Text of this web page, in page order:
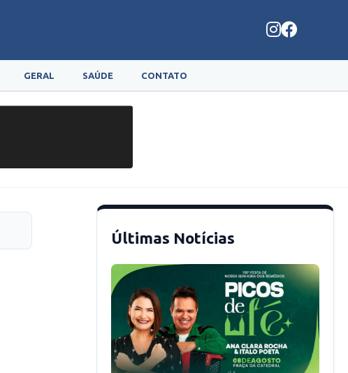
GERAL SAÚDE CONTATO
Últimas Notícias